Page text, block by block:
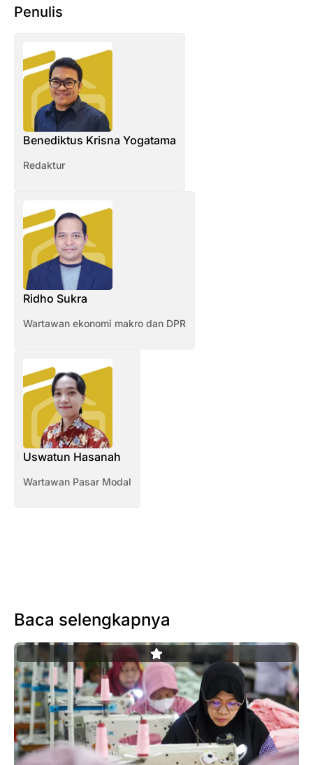
Penulis
Benediktus Krisna Yogatama
Redaktur
Ridho Sukra
Wartawan ekonomi makro dan DPR
Uswatun Hasanah
Wartawan Pasar Modal
Baca selengkapnya